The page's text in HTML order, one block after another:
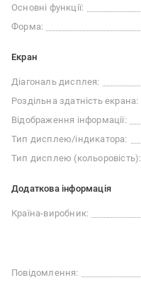
Основні функції:
Форма:
Екран
Діагональ дисплея:
Роздільна здатність екрана:
Відображення інформації:
Тип дисплею/індикатора:
Тип дисплею (кольоровість):
Додаткова інформація
Країна-виробник:
Повідомлення: